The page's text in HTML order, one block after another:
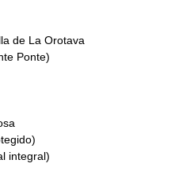
de La Orotava
Ponte)
integral)